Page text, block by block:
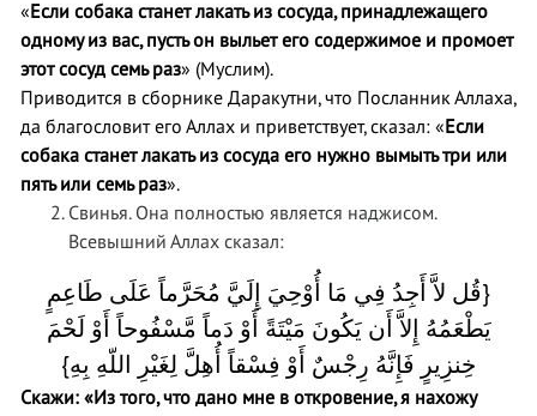
«Если собака станет лакать из сосуда, принадлежащего
одному из вас, пусть он выльет его содержимое и промоет
этот сосуд семь раз» (Муслим).
Приводится в сборнике Даракутни, что Посланник Аллаха,
да благословит его Аллах и приветствует, сказал: «Если
собака станет лакать из сосуда его нужно вымыть три или
пять или семь раз».
Свинья. Она полностью является наджисом.
Всевышний Аллах сказал:
}قُل لاَّ أَجِدُ فِي مَا أُوْحِيَ إِلَيَّ مُحَرَّماً عَلَى طَاعِمٍ
يَطْعَمُهُ إِلاَّ أَن يَكُونَ مَيْتَةً أَوْ دَماً مَّسْفُوحاً أَوْ لَحْمَ
خِنزِيرٍ فَإِنَّهُ رِجْسٌ أَوْ فِسْقاً أُهِلَّ لِغَيْرِ اللّهِ بِهِ{
Скажи: «Из того, что дано мне в откровение, я нахожу